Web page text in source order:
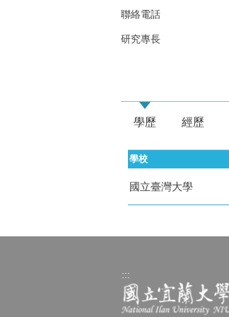
聯絡電話
研究專長
學歷 經歷
學校
國立臺灣大學
:::